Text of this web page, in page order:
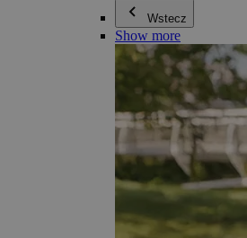
Wstecz
Show more